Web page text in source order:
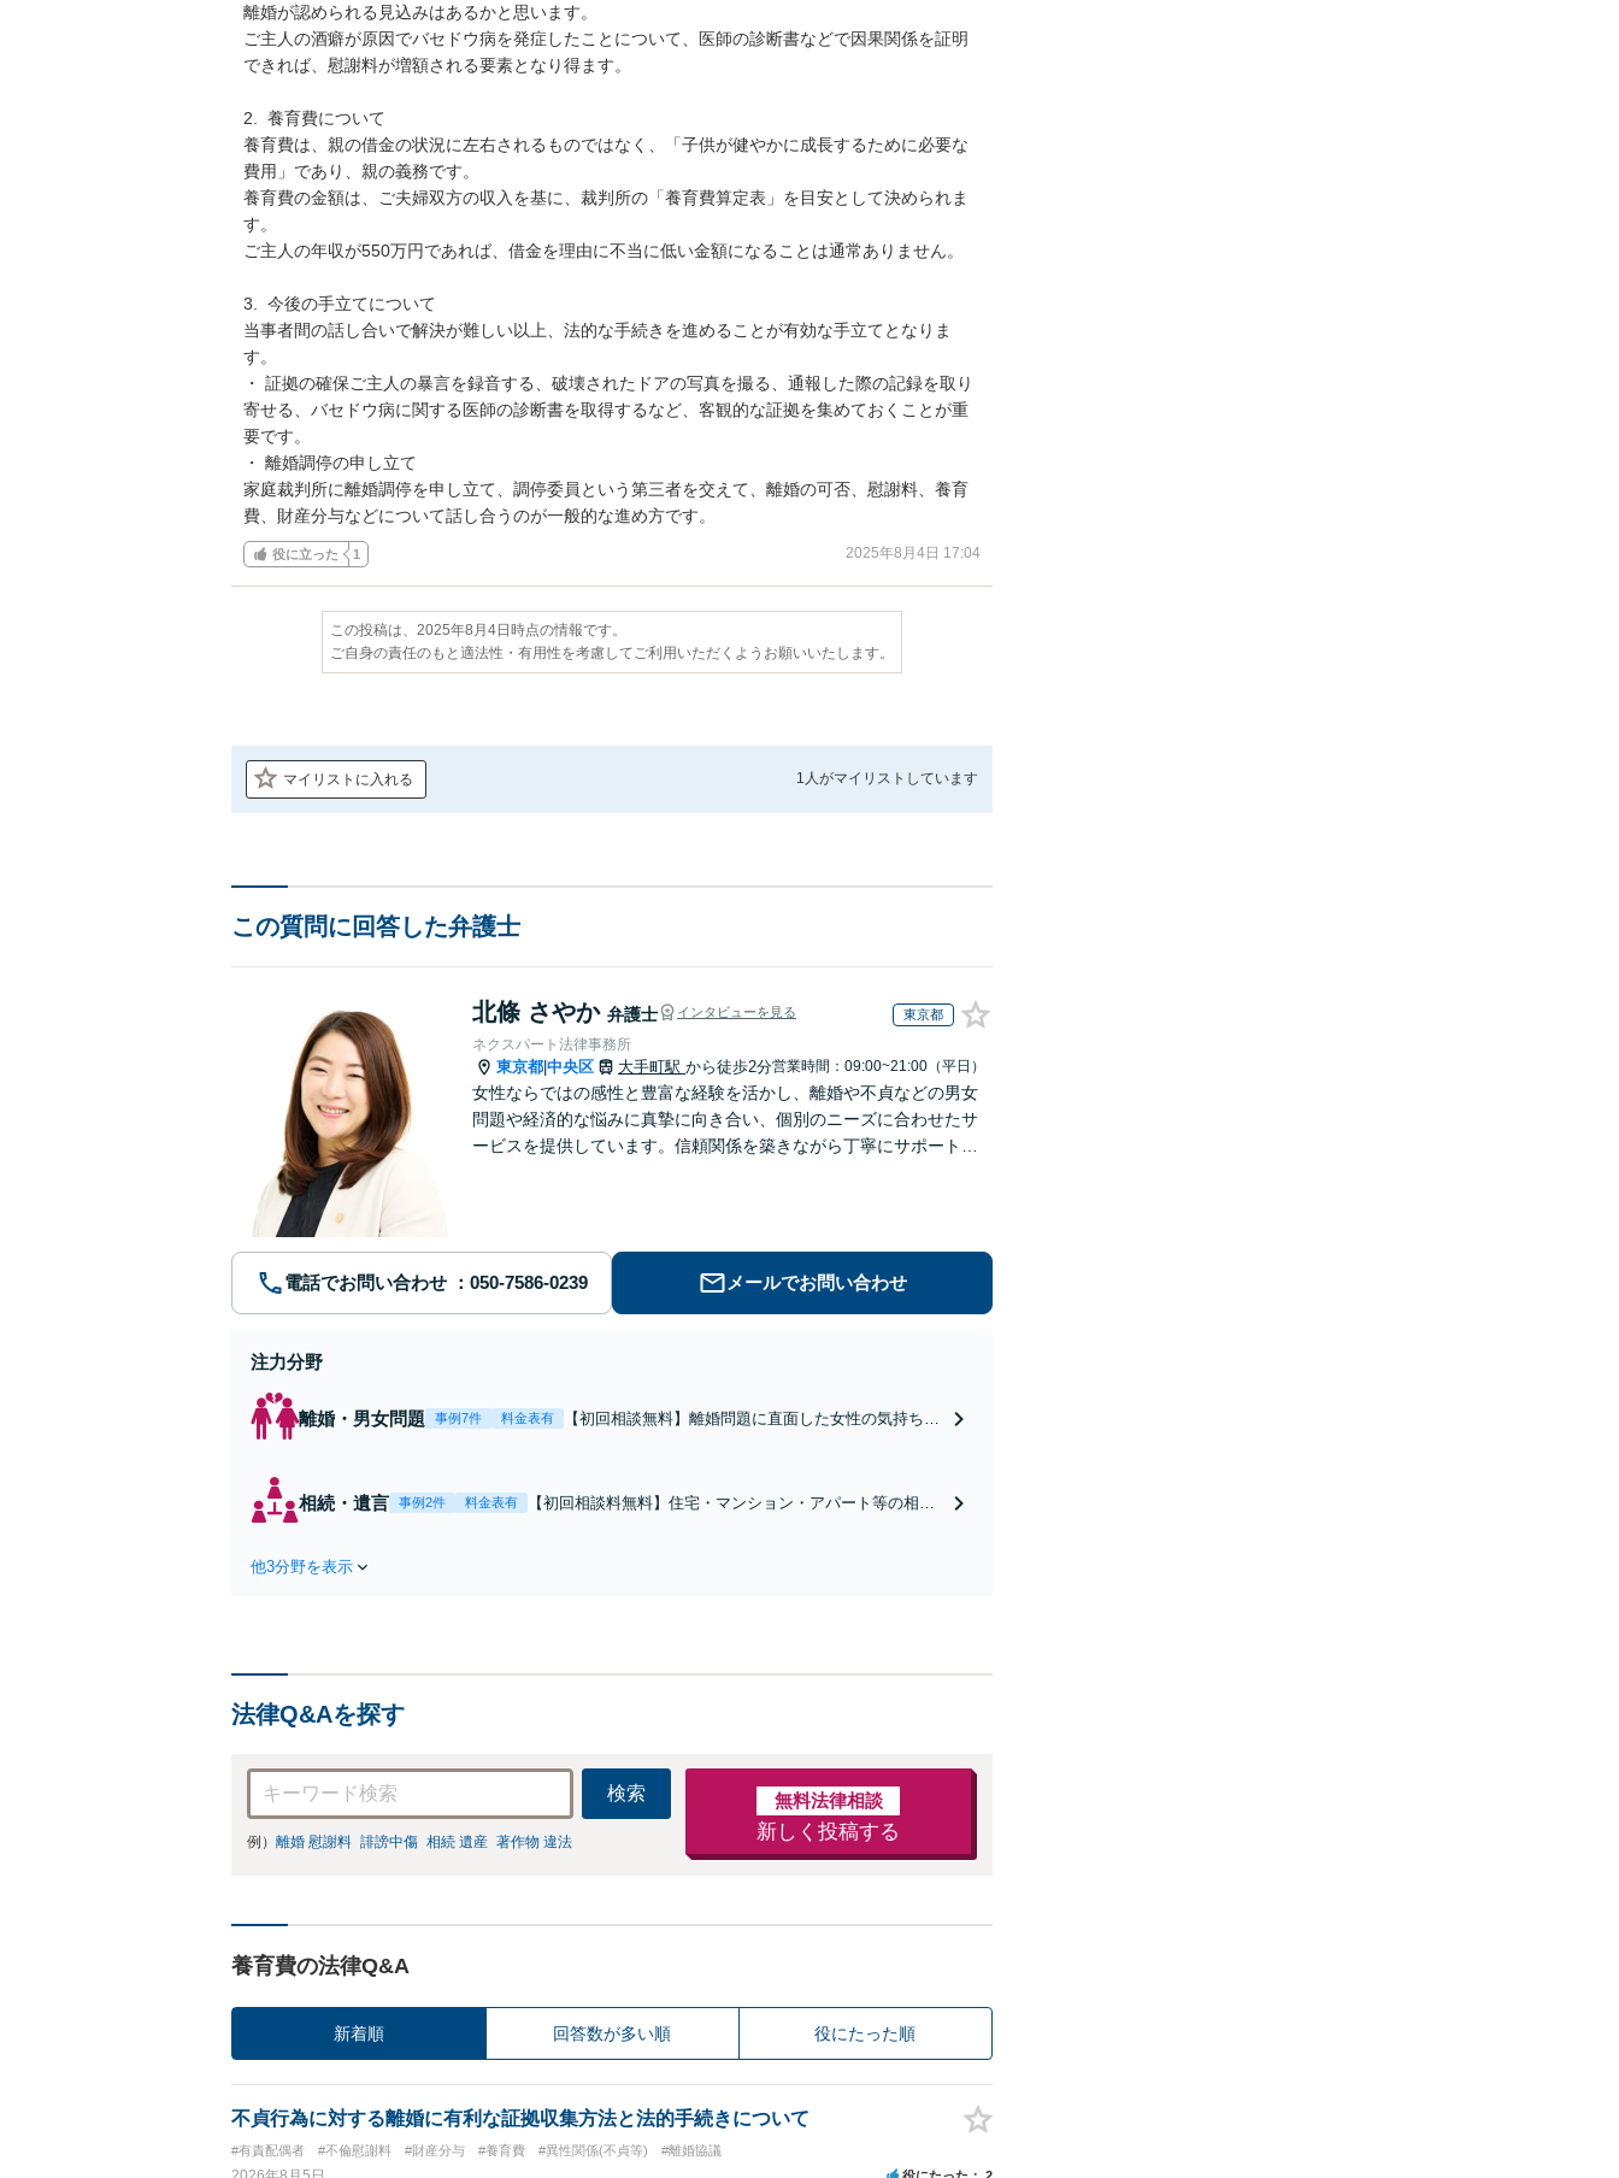
離婚が認められる見込みはあるかと思います。
ご主人の酒癖が原因でバセドウ病を発症したことについて、医師の診断書などで因果関係を証明
できれば、慰謝料が増額される要素となり得ます。
2.  養育費について
養育費は、親の借金の状況に左右されるものではなく、「子供が健やかに成長するために必要な
費用」であり、親の義務です。
養育費の金額は、ご夫婦双方の収入を基に、裁判所の「養育費算定表」を目安として決められま
す。
ご主人の年収が550万円であれば、借金を理由に不当に低い金額になることは通常ありません。
3.  今後の手立てについて
当事者間の話し合いで解決が難しい以上、法的な手続きを進めることが有効な手立てとなりま
す。
・ 証拠の確保ご主人の暴言を録音する、破壊されたドアの写真を撮る、通報した際の記録を取り
寄せる、バセドウ病に関する医師の診断書を取得するなど、客観的な証拠を集めておくことが重
要です。
・ 離婚調停の申し立て
家庭裁判所に離婚調停を申し立て、調停委員という第三者を交えて、離婚の可否、慰謝料、養育
費、財産分与などについて話し合うのが一般的な進め方です。
役に立った 1 2025年8月4日 17:04
この投稿は、2025年8月4日時点の情報です。
ご自身の責任のもと適法性・有用性を考慮してご利用いただくようお願いいたします。
マイリストに入れる 1人がマイリストしています
この質問に回答した弁護士
北條 さやか 弁護士 インタビューを見る 東京都
ネクスパート法律事務所
東京都 中央区 大手町駅 から徒歩2分営業時間：09:00~21:00（平日）
女性ならではの感性と豊富な経験を活かし、離婚や不貞などの男女
問題や経済的な悩みに真摯に向き合い、個別のニーズに合わせたサ
ービスを提供しています。信頼関係を築きながら丁寧にサポートし
電話でお問い合わせ メールでお問い合わせ
注力分野
離婚・男女問題 事例7件 料金表有
【初回相談無料】離婚問題に直面した女性の気持ちに
を目指します【夜間・休日面談可】
相続・遺言 事例2件 料金表有
【初回相談料無料】住宅・マンション・アパート等の相続
他3分野を表示
法律Q&Aを探す
検索
例） 離婚 慰謝料 誹謗中傷 相続 遺産 著作物 違法
無料法律相談
新しく投稿する
養育費の法律Q&A
新着順 回答数が多い順 役にたった順
不貞行為に対する離婚に有利な証拠収集方法と法的手続きについて
#有責配偶者 #不倫慰謝料 #財産分与 #養育費 #異性関係(不貞等) #離婚協議